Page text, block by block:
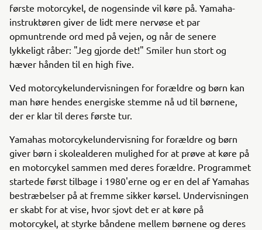
første motorcykel, de nogensinde vil køre på. Yamaha-
instruktøren giver de lidt mere nervøse et par
opmuntrende ord med på vejen, og når de senere
lykkeligt råber: "Jeg gjorde det!" Smiler hun stort og
hæver hånden til en high five.
Ved motorcykelundervisningen for forældre og børn kan
man høre hendes energiske stemme nå ud til børnene,
der er klar til deres første tur.
Yamahas motorcykelundervisning for forældre og børn
giver børn i skolealderen mulighed for at prøve at køre på
en motorcykel sammen med deres forældre. Programmet
startede først tilbage i 1980'erne og er en del af Yamahas
bestræbelser på at fremme sikker kørsel. Undervisningen
er skabt for at vise, hvor sjovt det er at køre på
motorcykel, at styrke båndene mellem børnene og deres